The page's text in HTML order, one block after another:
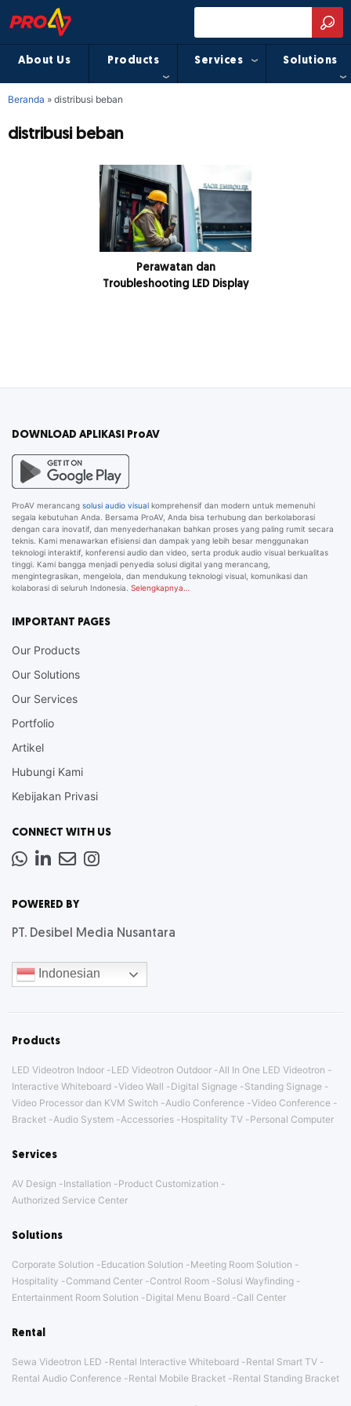
About Us Products Services Solutions
Beranda » distribusi beban
distribusi beban
Perawatan dan
Troubleshooting LED Display
DOWNLOAD APLIKASI ProAV
ProAV merancang solusi audio visual komprehensif dan modern untuk memenuhi
segala kebutuhan Anda. Bersama ProAV, Anda bisa terhubung dan berkolaborasi
dengan cara inovatif, dan menyederhanakan bahkan proses yang paling rumit secara
teknis. Kami menawarkan efisiensi dan dampak yang lebih besar menggunakan
teknologi interaktif, konferensi audio dan video, serta produk audio visual berkualitas
tinggi. Kami bangga menjadi penyedia solusi digital yang merancang,
mengintegrasikan, mengelola, dan mendukung teknologi visual, komunikasi dan
kolaborasi di seluruh Indonesia. Selengkapnya…
IMPORTANT PAGES
Our Products
Our Solutions
Our Services
Portfolio
Artikel
Hubungi Kami
Kebijakan Privasi
CONNECT WITH US
Whatsapp
LinkedIn
NewsInstagram
POWERED BY
PT. Desibel Media Nusantara
Indonesian
Products
LED Videotron Indoor LED Videotron Outdoor
All In One LED Videotron
Interactive Whiteboard Video Wall Digital Signage
Standing Signage
Video Processor dan KVM Switch
Audio Conference Video Conference
Bracket
Audio System Accessories Hospitality TV Personal Computer
Services
AV Design Installation
Product Customization
Authorized Service Center
Solutions
Corporate Solution Education Solution
Meeting Room Solution
Hospitality
Command Center Control Room
Solusi Wayfinding
Entertainment Room Solution
Digital Menu Board Call Center
Rental
Sewa Videotron LED Rental Interactive Whiteboard
Rental Smart TV
Rental Audio Conference
Rental Mobile Bracket Rental Standing Bracket